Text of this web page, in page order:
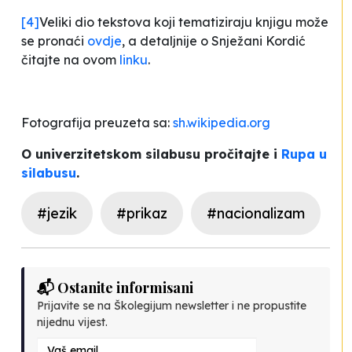
[4]Veliki dio tekstova koji tematiziraju knjigu može
se pronaći ovdje, a detaljnije o Snježani Kordić
čitajte na ovom linku.
Fotografija preuzeta sa: sh.wikipedia.org
O univerzitetskom silabusu pročitajte i Rupa u
silabusu.
#jezik #prikaz #nacionalizam
📬 Ostanite informisani
Prijavite se na Školegijum newsletter i ne propustite
nijednu vijest.